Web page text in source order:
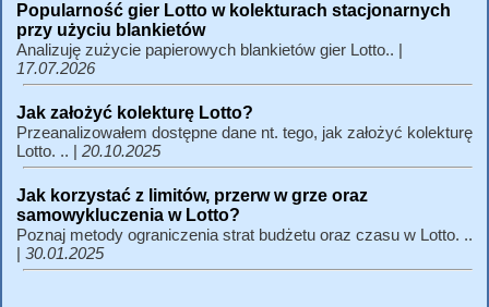
Popularność gier Lotto w kolekturach stacjonarnych
przy użyciu blankietów
Analizuję zużycie papierowych blankietów gier Lotto.. |
17.07.2026
Jak założyć kolekturę Lotto?
Przeanalizowałem dostępne dane nt. tego, jak założyć kolekturę
Lotto. .. | 20.10.2025
Jak korzystać z limitów, przerw w grze oraz
samowykluczenia w Lotto?
Poznaj metody ograniczenia strat budżetu oraz czasu w Lotto. ..
| 30.01.2025